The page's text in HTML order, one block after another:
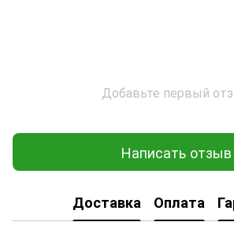
Добавьте первый
Написать отзыв
Доставка Оплата